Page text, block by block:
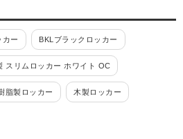
カー BKLブラックロッカー
スリムロッカー ホワイト OC
脂製ロッカー 木製ロッカー